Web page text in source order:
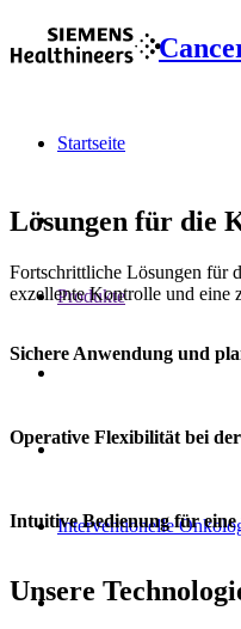
Startseite
Produkte
Interventionelle
Lösungen für die
Fortschrittliche Lösungen für
exzellente Kontrolle und eine
Sichere Anwendung und
Operative Flexibilität bei
Intuitive Bedienung für
Unsere